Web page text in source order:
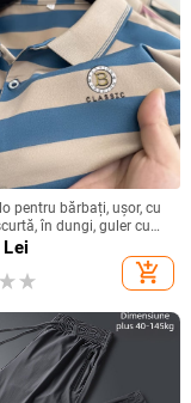
pentru bărbați, ușor, cu
în dungi, guler cu
lejeră
Lei
add_shopping_cart